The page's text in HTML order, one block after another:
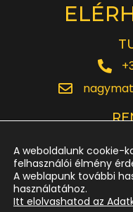
A weboldalunk cookie-
felhasználói élmény
A weblapunk további
használatához.
Itt elolvashatod az